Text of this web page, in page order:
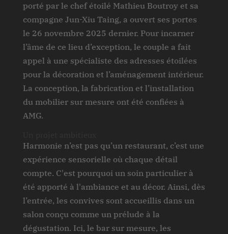
porté par le chef étoilé Mathieu Boutroy et sa
compagne Jun-Xiu Taing, a ouvert ses portes
le 26 novembre 2025 dernier. Pour incarner
l’âme de ce lieu d’exception, le couple a fait
appel à une spécialiste des adresses étoilées
pour la décoration et l’aménagement intérieur.
La conception, la fabrication et l’installation
du mobilier sur mesure ont été confiées à
AMG.
Harmonie n’est pas qu’un restaurant, c’est une
expérience sensorielle où chaque détail
compte. C'est pourquoi un soin particulier à
été apporté à l'ambiance et au décor. Ainsi, dès
l’entrée, les convives sont accueillis dans un
salon conçu comme un prélude à la
dégustation. Ici, le bar sur mesure, les